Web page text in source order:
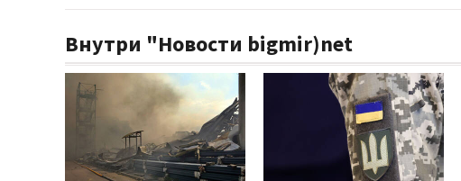
Внутри "Новости bigmir)net